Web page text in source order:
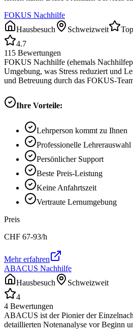
FOKUS Nachhilfe
Hausbesuch
Schweizweit
4.7
115 Bewertungen
FOKUS Nachhilfe (ehemals
Umgebung, was Stress reduziert und
und Betreuung durch das FOKUS-
Ihre Vorteile:
Lehrperson kommt zu Ihnen
Professionelle Lehrerauswahl
Persönlicher Support
Beste Preis-Leistung
Keine Anfahrtszeit
Vertraute Lernumgebung
Preis
CHF 67-93/h
Mehr erfahren
ABACUS Nachhilfe
Hausbesuch
Schweizweit
4
4 Bewertungen
ABACUS ist der Pionier der
detaillierten Notenanalyse vor Beginn